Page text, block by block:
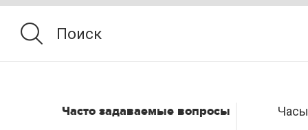
Часто задаваемые вопросы